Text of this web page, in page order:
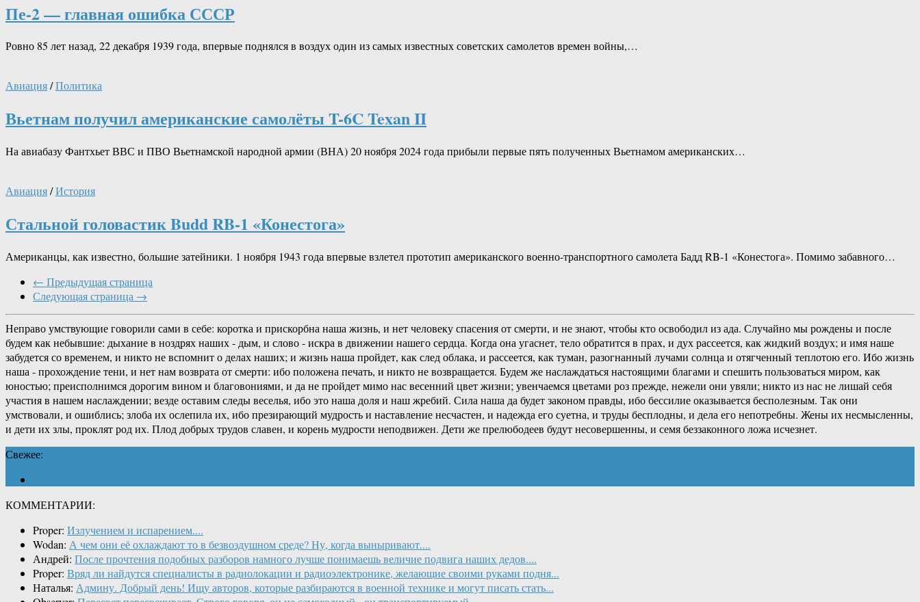
Пе-2 — главная ошибка СССР
Ровно 85 лет назад, 22 декабря 1939 года, впервые поднялся в воздух один из самых известных советских самолетов времен войны,…
Авиация/Политика
Вьетнам получил американские самолёты T-6C Texan II
На авиабазу Фантхьет ВВС и ПВО Вьетнамской народной армии (ВНА) 20 ноября 2024 года прибыли первые пять полученных Вьетнамом американских…
Авиация/История
Стальной головастик Budd RB-1 «Конестога»
Американцы, как известно, большие затейники. 1 ноября 1943 года впервые взлетел прототип американского военно-транспортного самолета Бадд RB-1 «Конестога». Помимо забавного…
← Предыдущая страница
Следующая страница →
Неправо умствующие говорили сами в себе: коротка и прискорбна наша жизнь, и нет человеку спасения от смерти, и не знают, чтобы кто освободил из ада. Случайно мы рождены и после
будем как небывшие: дыхание в ноздрях наших - дым, и слово - искра в движении нашего сердца. Когда она угаснет, тело обратится в прах, и дух рассеется, как жидкий воздух; и имя наше
забудется со временем, и никто не вспомнит о делах наших; и жизнь наша пройдет, как след облака, и рассеется, как туман, разогнанный лучами солнца и отягченный теплотою его. Ибо жизнь
наша - прохождение тени, и нет нам возврата от смерти: ибо положена печать, и никто не возвращается. Будем же наслаждаться настоящими благами и спешить пользоваться миром, как
юностью; преисполнимся дорогим вином и благовониями, и да не пройдет мимо нас весенний цвет жизни; увенчаемся цветами роз прежде, нежели они увяли; никто из нас не лишай себя
участия в нашем наслаждении; везде оставим следы веселья, ибо это наша доля и наш жребий. Сила наша да будет законом правды, ибо бессилие оказывается бесполезным. Так они
умствовали, и ошиблись; злоба их ослепила их, ибо презирающий мудрость и наставление несчастен, и надежда его суетна, и труды бесплодны, и дела его непотребны. Жены их несмысленны,
и дети их злы, проклят род их. Плод добрых трудов славен, и корень мудрости неподвижен. Дети же прелюбодеев будут несовершенны, и семя беззаконного ложа исчезнет.
Свежее:
КОММЕНТАРИИ:
Proper: Излучением и испарением....
Wodan: А чем они её охлаждают то в безвоздушном среде? Ну, когда выныривают....
Андрей: После прочтения подобных разборов намного лучше понимаешь величие подвига наших дедов....
Proper: Вряд ли найдутся специалисты в радиолокации и радиоэлектронике, желающие своими руками подня...
Наталья: Админу. Добрый день! Ищу авторов, которые разбираются в военной технике и могут писать стать...